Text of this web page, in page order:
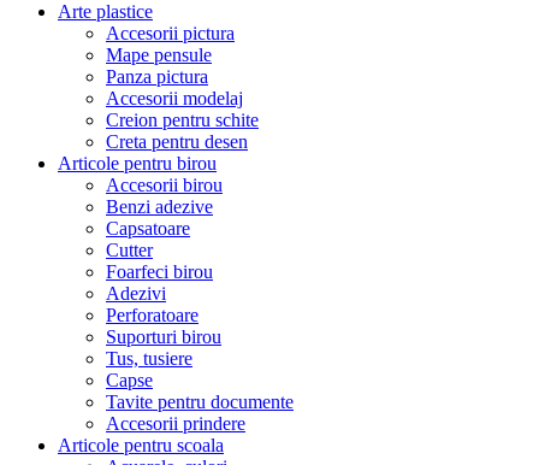
Arte plastice
Accesorii pictura
Mape pensule
Panza pictura
Accesorii modelaj
Creion pentru schite
Creta pentru desen
Articole pentru birou
Accesorii birou
Benzi adezive
Capsatoare
Cutter
Foarfeci birou
Adezivi
Perforatoare
Suporturi birou
Tus, tusiere
Capse
Tavite pentru documente
Accesorii prindere
Articole pentru scoala